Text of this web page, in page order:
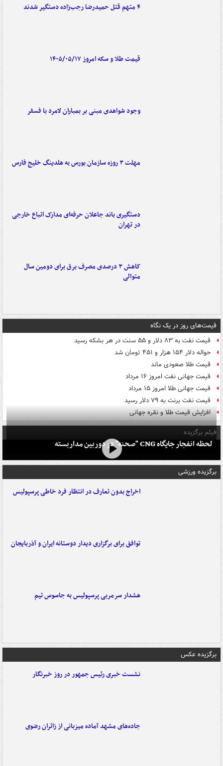
۴ متهم قتل حمیدرضا رجب‌زاده دستگیر شدند
قیمت طلا و سکه امروز ۱۴۰۵/۰۵/۱۷
وجود شواهدی مبنی بر بمباران لامرد با فسفر
مهلت ۳ روزه سازمان بورس به هلدینگ خلیج فارس
دستگیری باند جاعلان حرفه‌ای مدارک اتباع خارجی
در تهران
کاهش ۳ درصدی مصرف برق برای دومین سال
متوالی
قیمت‌های روز در یک نگاه
قیمت نفت به ۸۳ دلار و ۵۵ سنت در هر بشکه رسید
حواله دلار ۱۵۴ هزار و ۴۵۱ تومان شد
قیمت طلا صعودی ماند
قیمت جهانی نفت امروز ۱۶ مرداد
قیمت جهانی طلا امروز ۱۵ مرداد
قیمت نفت برنت به ۷۹ دلار رسید
افزایش قیمت طلا و نقره جهانی
فیلم برگزیده
لحظه انفجار جایگاه CNG "صحنه" در دوربین مداربسته
برگزیده ورزشی
اخراج بدون تعارف در انتظار فرد خاطی پرسپولیس
توافق برای برگزاری دیدار دوستانه ایران و آذربایجان
هشدار سرمربی پرسپولیس به جاسوس تیم
برگزیده عکس
نشست خبری رئیس جمهور در روز خبرنگار
جاده‌های مشهد آماده میزبانی از زائران رضوی